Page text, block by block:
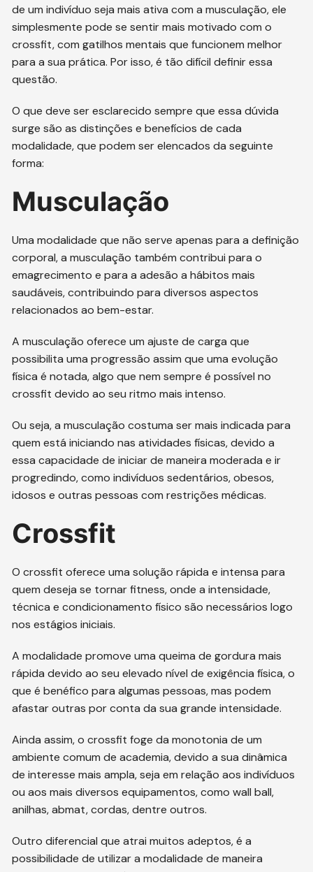
de um indivíduo seja mais ativa com a musculação, ele
simplesmente pode se sentir mais motivado com o
crossfit, com gatilhos mentais que funcionem melhor
para a sua prática. Por isso, é tão difícil definir essa
questão.
O que deve ser esclarecido sempre que essa dúvida
surge são as distinções e benefícios de cada
modalidade, que podem ser elencados da seguinte
forma:
Musculação
Uma modalidade que não serve apenas para a definição
corporal, a musculação também contribui para o
emagrecimento e para a adesão a hábitos mais
saudáveis, contribuindo para diversos aspectos
relacionados ao bem-estar.
A musculação oferece um ajuste de carga que
possibilita uma progressão assim que uma evolução
física é notada, algo que nem sempre é possível no
crossfit devido ao seu ritmo mais intenso.
Ou seja, a musculação costuma ser mais indicada para
quem está iniciando nas atividades físicas, devido a
essa capacidade de iniciar de maneira moderada e ir
progredindo, como indivíduos sedentários, obesos,
idosos e outras pessoas com restrições médicas.
Crossfit
O crossfit oferece uma solução rápida e intensa para
quem deseja se tornar fitness, onde a intensidade,
técnica e condicionamento físico são necessários logo
nos estágios iniciais.
A modalidade promove uma queima de gordura mais
rápida devido ao seu elevado nível de exigência física, o
que é benéfico para algumas pessoas, mas podem
afastar outras por conta da sua grande intensidade.
Ainda assim, o crossfit foge da monotonia de um
ambiente comum de academia, devido a sua dinâmica
de interesse mais ampla, seja em relação aos indivíduos
ou aos mais diversos equipamentos, como wall ball,
anilhas, abmat, cordas, dentre outros.
Outro diferencial que atrai muitos adeptos, é a
possibilidade de utilizar a modalidade de maneira